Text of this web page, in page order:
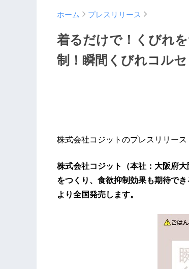
ホーム プレスリリース
着るだけで！くびれ
制！瞬間くびれコル
株式会社コジットのプレスリリース
株式会社コジット（本社：大阪府
をつくり、食欲抑制効果も期待で
より全国発売します。